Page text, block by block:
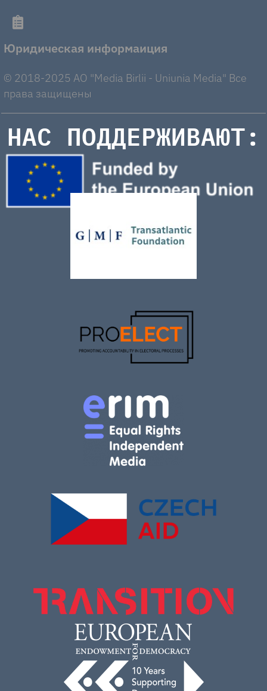
Юридическая информаиция
© 2018-2025 AO "Media Birlii - Uniunia Media" Все
права защищены
НАС ПОДДЕРЖИВАЮТ: